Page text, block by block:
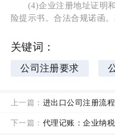
(4)企业注册地址证明和
险提示书。合法合规诺函。
关键词：
公司注册要求
上一篇： 进出口公司注册流程
下一篇： 代理记账：企业纳